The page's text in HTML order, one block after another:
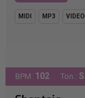
MIDI MP3 VIDEO
BPM: 102 Ton.: SI